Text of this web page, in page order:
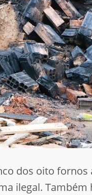
dos oito
ilegal. Também